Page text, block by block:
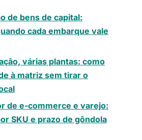
de bens de capital:
cada embarque vale
várias plantas: como
à matriz sem tirar o
de e-commerce e varejo:
SKU e prazo de gôndola